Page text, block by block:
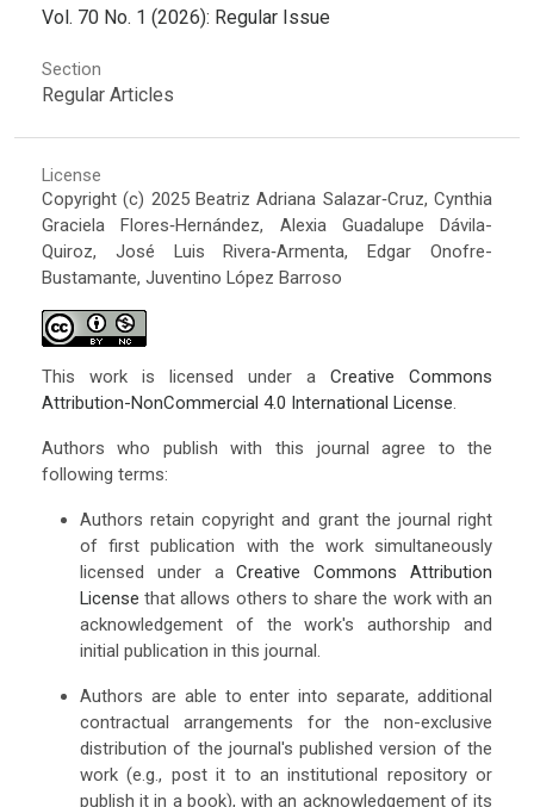
Vol. 70 No. 1 (2026): Regular Issue
Section
Regular Articles
License
Copyright (c) 2025 Beatriz Adriana Salazar‑Cruz, Cynthia
Graciela Flores‑Hernández, Alexia Guadalupe Dávila-
Quiroz, José Luis Rivera‑Armenta, Edgar Onofre-
Bustamante, Juventino López Barroso
This work is licensed under aCreative Commons
Attribution-NonCommercial 4.0 International License.
Authors who publish with this journal agree to the
following terms:
Authors retain copyright and grant the journal right
of first publication with the work simultaneously
licensed under aCreative Commons Attribution
License that allows others to share the work with an
acknowledgement of the work's authorship and
initial publication in this journal.
Authors are able to enter into separate, additional
contractual arrangements for the non-exclusive
distribution of the journal's published version of the
work (e.g., post it to an institutional repository or
publish it in a book), with an acknowledgement of its